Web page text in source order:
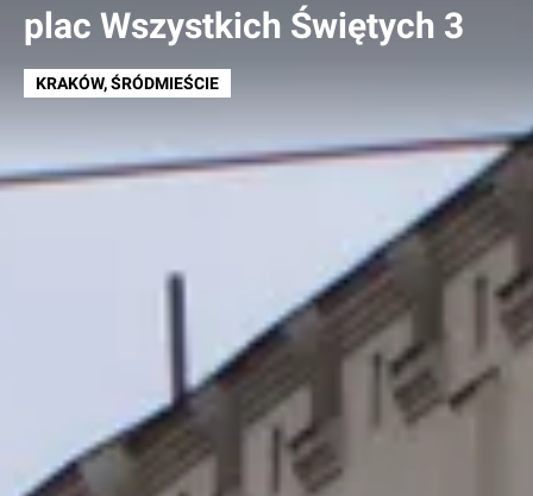
plac Wszystkich Świętych 3
KRAKÓW, ŚRÓDMIEŚCIE